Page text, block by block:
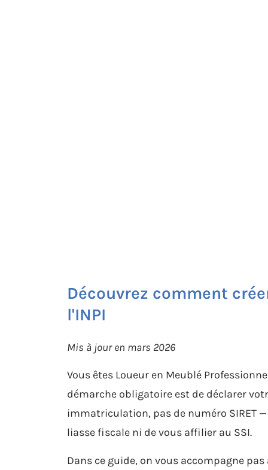
Découvrez comment
l'INPI
Mis à jour en mars 2026
Vous êtes Loueur en Meublé
démarche obligatoire est de déclarer
immatriculation, pas de numéro SIRET
liasse fiscale ni de vous affilier au SSI.
Dans ce guide, on vous accompagne